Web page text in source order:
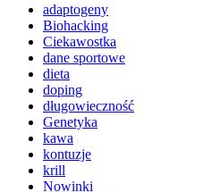
adaptogeny
Biohacking
Ciekawostka
dane sportowe
dieta
doping
długowieczność
Genetyka
kawa
kontuzje
krill
Nowinki